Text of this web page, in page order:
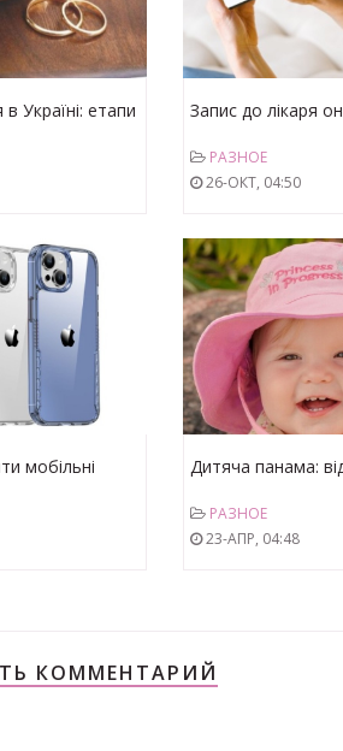
Україні: етапи
Запис до лікаря
РАЗНОЕ
26-ОКТ, 04:50
мобільні
Дитяча панама:
продажів!
РАЗНОЕ
23-АПР, 04:48
КОММЕНТАРИЙ